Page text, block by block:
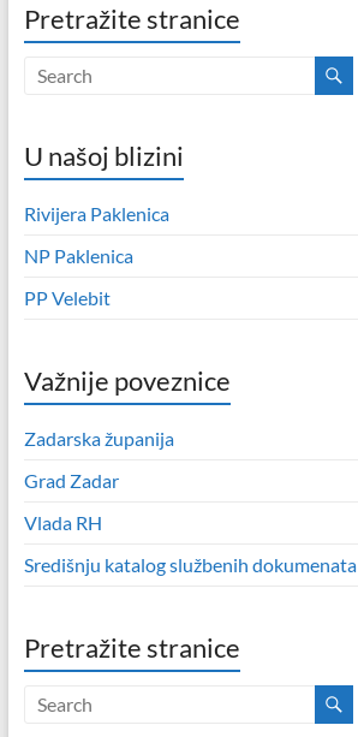
Pretražite stranice
U našoj blizini
Rivijera Paklenica
NP Paklenica
PP Velebit
Važnije poveznice
Zadarska županija
Grad Zadar
Vlada RH
Središnju katalog službenih dokumenata
Pretražite stranice